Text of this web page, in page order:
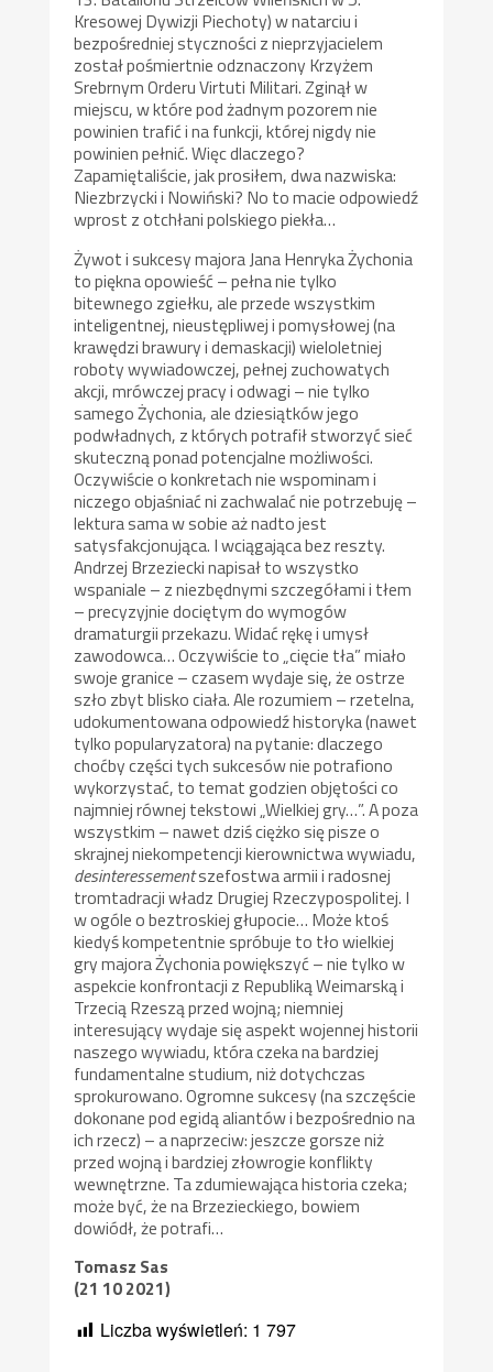
Kresowej Dywizji Piechoty) w natarciu i
bezpośredniej styczności z nieprzyjacielem
został pośmiertnie odznaczony Krzyżem
Srebrnym Orderu Virtuti Militari. Zginął w
miejscu, w które pod żadnym pozorem nie
powinien trafić i na funkcji, której nigdy nie
powinien pełnić. Więc dlaczego?
Zapamiętaliście, jak prosiłem, dwa nazwiska:
Niezbrzycki i Nowiński? No to macie odpowiedź
wprost z otchłani polskiego piekła…
Żywot i sukcesy majora Jana Henryka Żychonia
to piękna opowieść – pełna nie tylko
bitewnego zgiełku, ale przede wszystkim
inteligentnej, nieustępliwej i pomysłowej (na
krawędzi brawury i demaskacji) wieloletniej
roboty wywiadowczej, pełnej zuchowatych
akcji, mrówczej pracy i odwagi – nie tylko
samego Żychonia, ale dziesiątków jego
podwładnych, z których potrafił stworzyć sieć
skuteczną ponad potencjalne możliwości.
Oczywiście o konkretach nie wspominam i
niczego objaśniać ni zachwalać nie potrzebuję –
lektura sama w sobie aż nadto jest
satysfakcjonująca. I wciągająca bez reszty.
Andrzej Brzeziecki napisał to wszystko
wspaniale – z niezbędnymi szczegółami i tłem
– precyzyjnie dociętym do wymogów
dramaturgii przekazu. Widać rękę i umysł
zawodowca… Oczywiście to „cięcie tła” miało
swoje granice – czasem wydaje się, że ostrze
szło zbyt blisko ciała. Ale rozumiem – rzetelna,
udokumentowana odpowiedź historyka (nawet
tylko popularyzatora) na pytanie: dlaczego
choćby części tych sukcesów nie potrafiono
wykorzystać, to temat godzien objętości co
najmniej równej tekstowi „Wielkiej gry…”. A poza
wszystkim – nawet dziś ciężko się pisze o
skrajnej niekompetencji kierownictwa wywiadu,
desinteressementszefostwa armii i radosnej
tromtadracji władz Drugiej Rzeczypospolitej. I
w ogóle o beztroskiej głupocie… Może ktoś
kiedyś kompetentnie spróbuje to tło wielkiej
gry majora Żychonia powiększyć – nie tylko w
aspekcie konfrontacji z Republiką Weimarską i
Trzecią Rzeszą przed wojną; niemniej
interesujący wydaje się aspekt wojennej historii
naszego wywiadu, która czeka na bardziej
fundamentalne studium, niż dotychczas
sprokurowano. Ogromne sukcesy (na szczęście
dokonane pod egidą aliantów i bezpośrednio na
ich rzecz) – a naprzeciw: jeszcze gorsze niż
przed wojną i bardziej złowrogie konflikty
wewnętrzne. Ta zdumiewająca historia czeka;
może być, że na Brzezieckiego, bowiem
dowiódł, że potrafi…
Tomasz Sas
(21 10 2021)
Liczba wyświetleń: 1 797